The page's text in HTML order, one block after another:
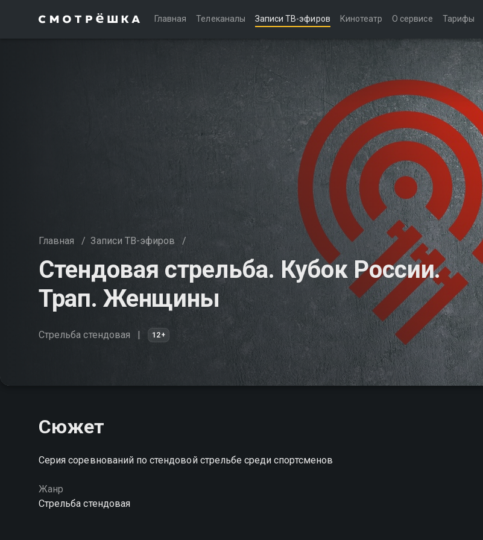
Главная Телеканалы Записи ТВ-эфиров Кинотеатр О сервисе Тарифы
Главная / Записи ТВ-эфиров /
Стендовая стрельба. Кубок России.
Трап. Женщины
Стрельба стендовая 12+
Сюжет
Серия соревнований по стендовой стрельбе среди спортсменов
Жанр
Стрельба стендовая